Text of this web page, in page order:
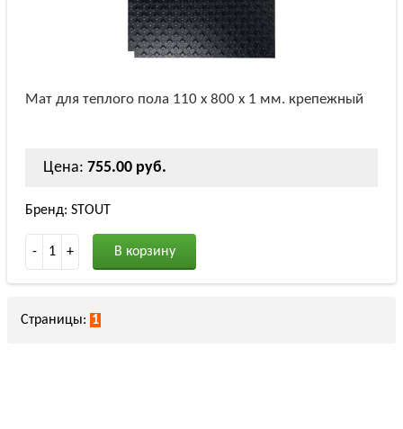
Мат для теплого пола 110 х 800 х 1 мм. крепежный
Цена: 755.00 руб.
Бренд: STOUT
- 1 + В корзину
Страницы: 1